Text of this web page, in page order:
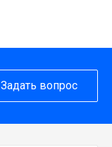
Задать вопрос